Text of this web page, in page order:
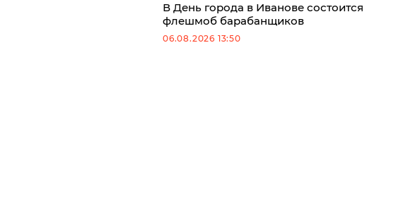
В День города в Иванове состоится
флешмоб барабанщиков
06.08.2026 13:50